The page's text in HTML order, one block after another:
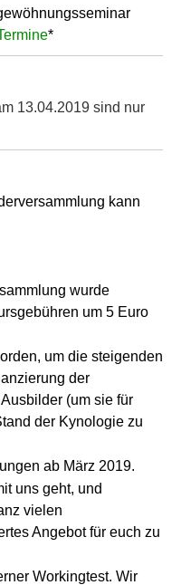
*
13.04.2019 sind nur
kann
wurde
um 5 Euro
um die steigenden
der
(um sie für
der Kynologie zu
ab März 2019.
uns geht, und
vielen
Angebot für euch zu
Workingtest. Wir